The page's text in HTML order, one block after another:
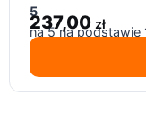
5
na 5 na podstawie
237,00 zł